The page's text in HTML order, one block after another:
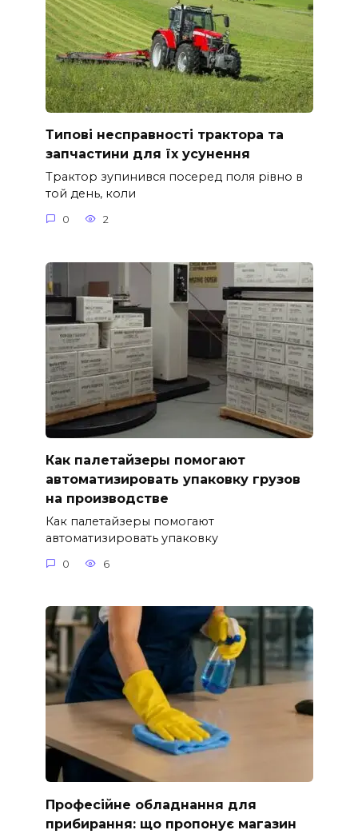
Типові несправності трактора та
запчастини для їх усунення
Трактор зупинився посеред поля рівно в
той день, коли
0 2
Как палетайзеры помогают
автоматизировать упаковку грузов
на производстве
Как палетайзеры помогают
автоматизировать упаковку
0 6
Професійне обладнання для
прибирання: що пропонує магазин